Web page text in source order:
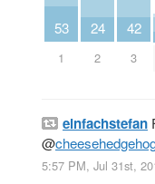
53
1
24
2
42
3
einfachstefan
@
5:57 PM, Jul 31st,